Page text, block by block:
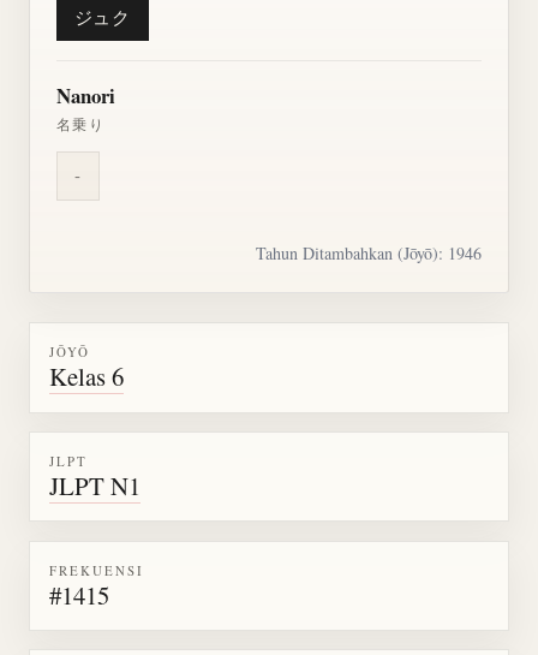
ジュク
Nanori
名乗り
-
Tahun Ditambahkan (Jōyō): 1946
JŌYŌ
Kelas 6
JLPT
JLPT N1
FREKUENSI
#1415